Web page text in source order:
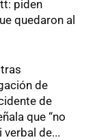
piden
quedaron al
de
de
que “no
de...